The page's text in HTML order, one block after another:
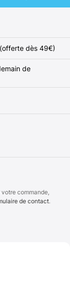
dès 49€)
de
commande,
de contact.